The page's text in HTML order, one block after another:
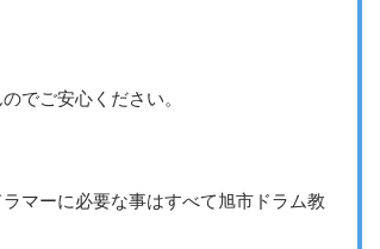
でご安心ください。
マーに必要な事はすべて旭市ドラム教